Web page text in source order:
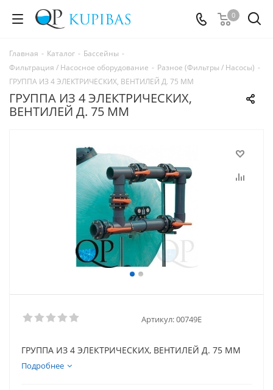
0
Главная - Каталог - Бассейны -
Фильтрация / Насосное оборудование - Разное (Фильтры / Насосы) -
ГРУППА ИЗ 4 ЭЛЕКТРИЧЕСКИХ, ВЕНТИЛЕЙ Д. 75 ММ
ГРУППА ИЗ 4 ЭЛЕКТРИЧЕСКИХ,
ВЕНТИЛЕЙ Д. 75 ММ
Артикул:00749E
ГРУППА ИЗ 4 ЭЛЕКТРИЧЕСКИХ, ВЕНТИЛЕЙ Д. 75 ММ
Подробнее